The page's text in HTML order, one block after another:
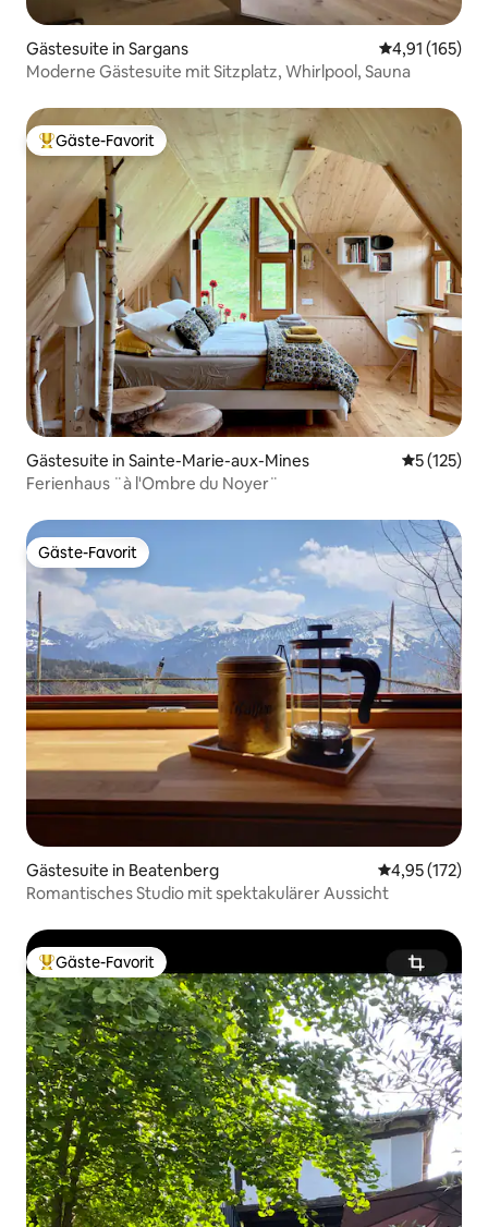
Gästesuite in Sargans
4,91 (165)
Moderne Gästesuite mit Sitzplatz, Whirlpool, Sauna
Beliebter Gäste-Favorit.
Gäste-Favorit
Gästesuite in Sainte-Marie-aux-Mines
5 (125)
Ferienhaus ¨à l'Ombre du Noyer¨
Gäste-Favorit
Gäste-Favorit
Gästesuite in Beatenberg
4,95 (172)
Romantisches Studio mit spektakulärer Aussicht
Beliebter Gäste-Favorit.
Gäste-Favorit